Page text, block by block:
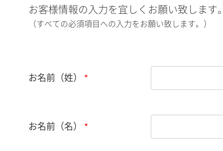
お客様情報の入力を宜しくお願い致します
（すべての必須項目への入力をお願い致します。）
お名前（姓）
お名前（名）